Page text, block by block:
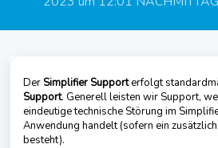
DerSimplifier Supporterfolgt
Support. Generell leisten wir Support,
eindeutige technische Störung im
Anwendung handelt (sofern ein
besteht).